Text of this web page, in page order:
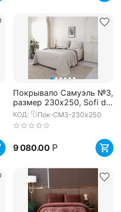
Покрывало Самуэль №3,
размер 230х250, Sofi de
Marko
КОД: Пок-СМ3-230х250
9 080.00 Р